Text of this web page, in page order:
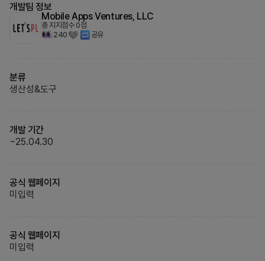
개발팀 정보
Mobile Apps Ventures, LLC
총 지지점수 0점
240
공유
분류
생산성&도구
개발 기간
~25.04.30
공식 웹페이지
미입력
공식 웹페이지
미입력